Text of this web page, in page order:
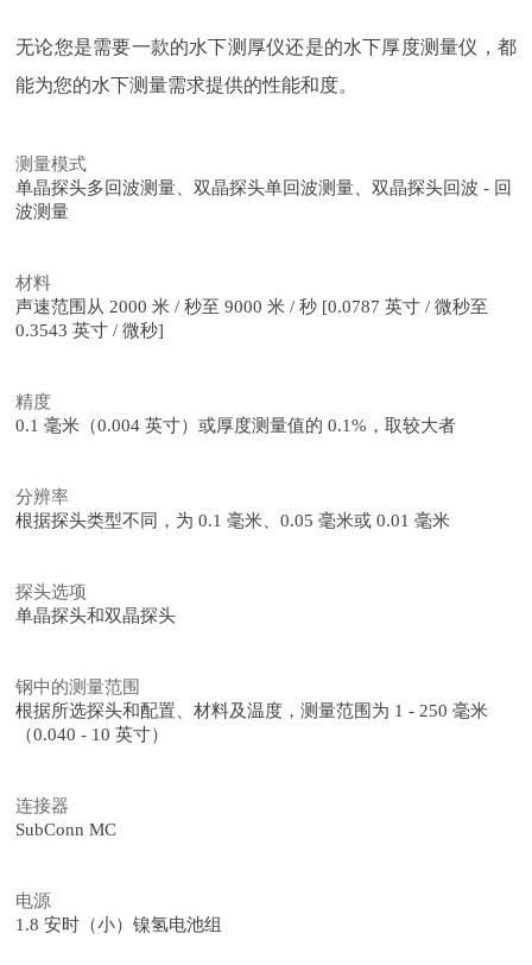
无论您是需要一款的水下测厚仪还是的水下厚度测量仪，都
能为您的水下测量需求提供的性能和度。
测量模式
单晶探头多回波测量、双晶探头单回波测量、双晶探头回波 - 回
波测量
材料
声速范围从 2000 米 / 秒至 9000 米 / 秒 [0.0787 英寸 / 微秒至
0.3543 英寸 / 微秒]
精度
0.1 毫米（0.004 英寸）或厚度测量值的 0.1%，取较大者
分辨率
根据探头类型不同，为 0.1 毫米、0.05 毫米或 0.01 毫米
探头选项
单晶探头和双晶探头
钢中的测量范围
根据所选探头和配置、材料及温度，测量范围为 1 - 250 毫米
（0.040 - 10 英寸）
连接器
SubConn MC
电源
1.8 安时（小）镍氢电池组